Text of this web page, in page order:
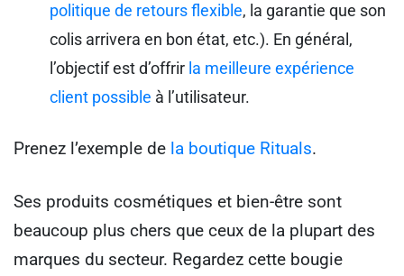
politique de retours flexible, la garantie que son
colis arrivera en bon état, etc.). En général,
l’objectif est d’offrir la meilleure expérience
client possible à l’utilisateur.
Prenez l’exemple de la boutique Rituals.
Ses produits cosmétiques et bien-être sont
beaucoup plus chers que ceux de la plupart des
marques du secteur. Regardez cette bougie